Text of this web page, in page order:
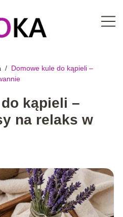
/ Domowe kule do kąpieli –
kąpieli –
na relaks w